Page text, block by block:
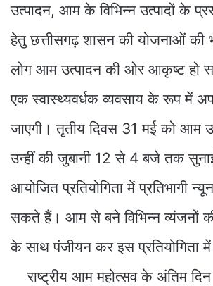
उत्पादन, आम के विभिन्न उत्पादों के
हेतु छत्तीसगढ़ शासन की योजनाओं की
लोग आम उत्पादन की ओर आकृष्ट हो
एक स्वास्थ्यवर्धक व्यवसाय के रूप में
जाएगी। तृतीय दिवस 31 मई को आम
उन्हीं की जुबानी 12 से 4 बजे तक
आयोजित प्रतियोगिता में
सकते हैं। आम से बने विभिन्न व्यंजनों
के साथ पंजीयन कर इस प्रतियोगिता
राष्ट्रीय आम महोत्सव के अंतिम